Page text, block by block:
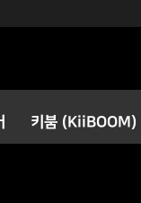
키붐 (KiiBOOM)